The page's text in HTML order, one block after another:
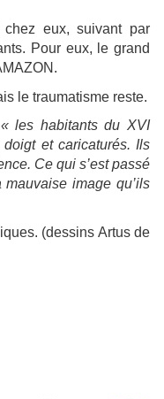
eux, suivant par
Pour eux, le grand
le traumatisme reste.
« les habitants du XVI
et caricaturés. Ils
Ce qui s’est passé
image qu’ils
(dessins Artus de